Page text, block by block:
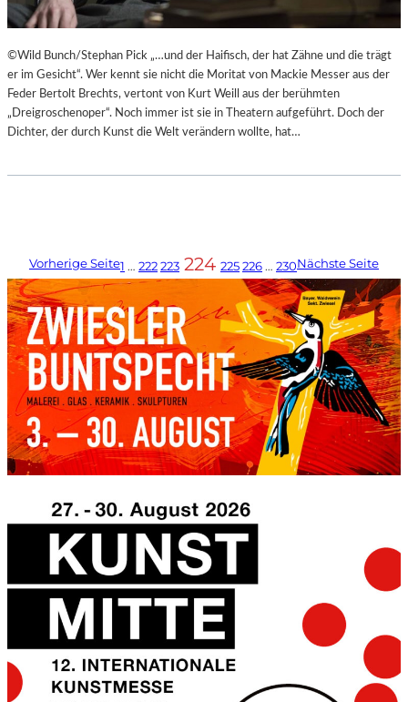
©Wild Bunch/Stephan Pick „…und der Haifisch, der hat Zähne und die trägt
er im Gesicht“. Wer kennt sie nicht die Moritat von Mackie Messer aus der
Feder Bertolt Brechts, vertont von Kurt Weill aus der berühmten
„Dreigroschenoper“. Noch immer ist sie in Theatern aufgeführt. Doch der
Dichter, der durch Kunst die Welt verändern wollte, hat…
Vorherige Seite1 … 222223 224 225226 … 230Nächste Seite